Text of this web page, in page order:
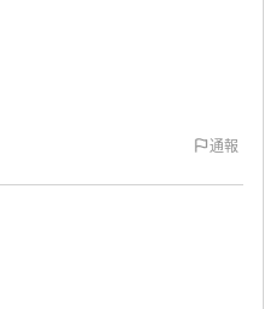
通報